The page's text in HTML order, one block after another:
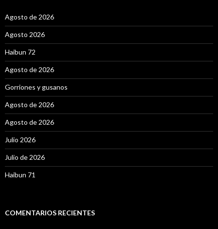
Agosto de 2026
Agosto 2026
Haibun 72
Agosto de 2026
Gorriones y gusanos
Agosto de 2026
Agosto de 2026
Julio 2026
Julio de 2026
Haibun 71
COMENTARIOS RECIENTES